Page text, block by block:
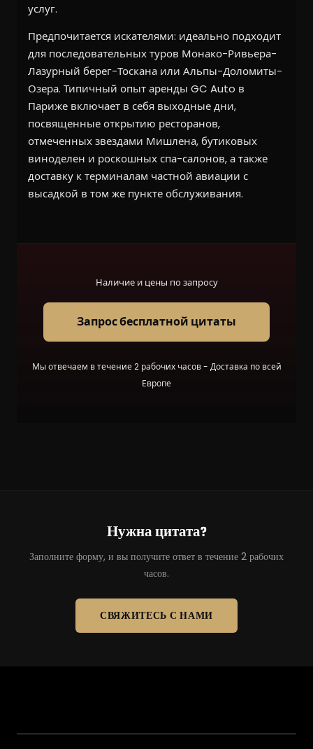
услуг.
Предпочитается искателями: идеально подходит
для последовательных туров Монако-Ривьера-
Лазурный берег-Тоскана или Альпы-Доломиты-
Озера. Типичный опыт аренды GC Auto в
Париже включает в себя выходные дни,
посвященные открытию ресторанов,
отмеченных звездами Мишлена, бутиковых
виноделен и роскошных спа-салонов, а также
доставку к терминалам частной авиации с
высадкой в том же пункте обслуживания.
Наличие и цены по запросу
Запрос бесплатной цитаты
Мы отвечаем в течение 2 рабочих часов - Доставка по всей
Европе
Нужна цитата?
Заполните форму, и вы получите ответ в течение 2 рабочих
часов.
СВЯЖИТЕСЬ С НАМИ